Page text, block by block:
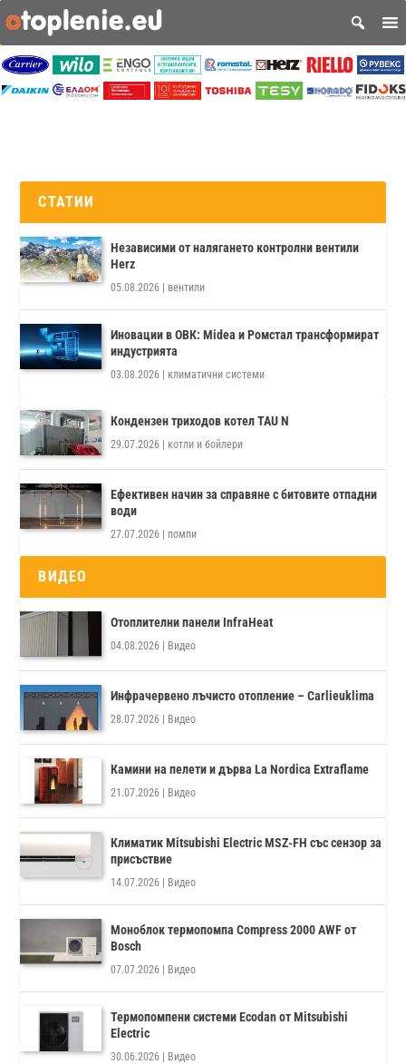
СТАТИИ
Независими от налягането контролни вентили
Herz
05.08.2026 | вентили
Иновации в ОВК: Midea и Ромстал трансформират
индустрията
03.08.2026 | климатични системи
Кондензен триходов котел TAU N
29.07.2026 | котли и бойлери
Ефективен начин за справяне с битовите отпадни
води
27.07.2026 | помпи
ВИДЕО
Отоплителни панели InfraHeat
04.08.2026 | Видео
Инфрачервено лъчисто отопление – Carlieuklima
28.07.2026 | Видео
Камини на пелети и дърва La Nordica Extraflame
21.07.2026 | Видео
Климатик Mitsubishi Electric MSZ-FH със сензор за
присъствие
14.07.2026 | Видео
Моноблок термопомпа Compress 2000 AWF от
Bosch
07.07.2026 | Видео
Термопомпени системи Ecodan от Mitsubishi
Electric
30.06.2026 | Видео